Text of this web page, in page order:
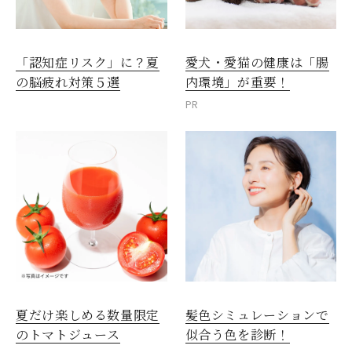
「認知症リスク」に？夏
の脳疲れ対策５選
愛犬・愛猫の健康は「腸
内環境」が重要！
PR
夏だけ楽しめる数量限定
のトマトジュース
髪色シミュレーションで
似合う色を診断！